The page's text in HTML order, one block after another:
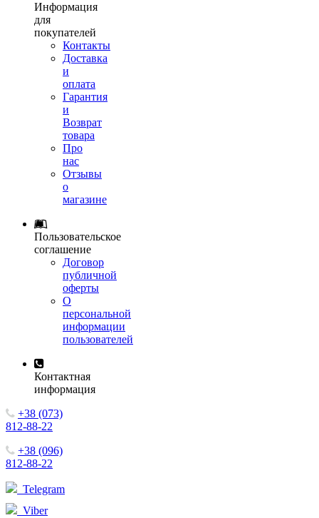
Информация
для
покупателей
Контакты
Доставка
и
оплата
Гарантия
и
Возврат
товара
Про
нас
Отзывы
о
магазине
Пользовательское
соглашение
Договор
публичной
оферты
О
персональной
информации
пользователей
Контактная
информация
+38 (073)
812-88-22
+38 (096)
812-88-22
Telegram
Viber